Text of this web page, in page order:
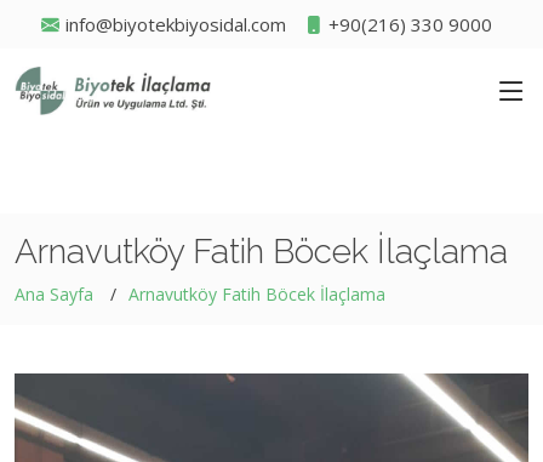
info@biyotekbiyosidal.com +90(216) 330 9000
Arnavutköy Fatih Böcek İlaçlama
Ana Sayfa Arnavutköy Fatih Böcek İlaçlama